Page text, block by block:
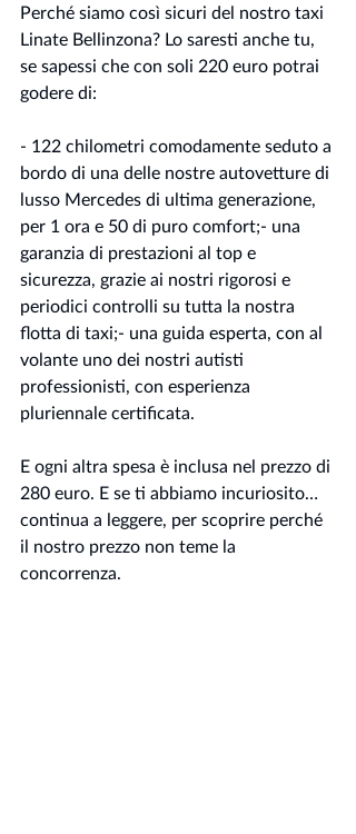
Perché siamo così sicuri del nostro taxi
Linate Bellinzona? Lo saresti anche tu,
se sapessi che con soli 220 euro potrai
godere di:
- 122 chilometri comodamente seduto a
bordo di una delle nostre autovetture di
lusso Mercedes di ultima generazione,
per 1 ora e 50 di puro comfort;- una
garanzia di prestazioni al top e
sicurezza, grazie ai nostri rigorosi e
periodici controlli su tutta la nostra
flotta di taxi;- una guida esperta, con al
volante uno dei nostri autisti
professionisti, con esperienza
pluriennale certificata.
E ogni altra spesa è inclusa nel prezzo di
280 euro. E se ti abbiamo incuriosito…
continua a leggere, per scoprire perché
il nostro prezzo non teme la
concorrenza.